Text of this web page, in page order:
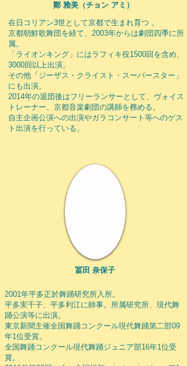
鄭 雅美（チョン アミ）
在日コリアン3世として京都で生まれ育つ 。
京都朝鮮歌舞団を経て、2003年からは劇団四季に所
属。
「ライオンキング」にはラフィキ役1500回を含め、
3000回以上出演。
その他「ジーザス・クライスト・スーパースター」
にも出演。
2014年の退団後はフリーランサーとして、ヴォイス
トレーナー、京都音楽劇団の講師を務める。
自主企画公演への出演やガラコンサート等へのゲス
ト出演を行っている。
冨田 奈保子
2001年平多正於舞踊研究所入所。
平多実千子、平多利江に師事。所属研究所、現代舞
踊公演等に出演。
東京新聞主催全国舞踊コンクール現代舞踊第二部09
年1位受賞。
全国舞踊コンクール現代舞踊ジュニア部16年1位受
賞。